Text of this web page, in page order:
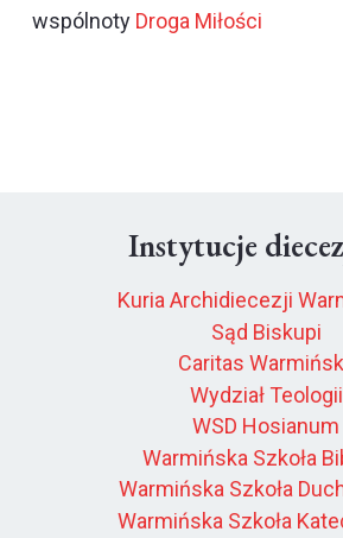
wspólnoty Droga Miłości
Instytucje
Kuria Archidiecezji
Sąd Biskupi
Caritas
Wydział Teologii
WSD Hosianum
Warmińska Szkoła
Warmińska Szkoła
Warmińska Szkoła